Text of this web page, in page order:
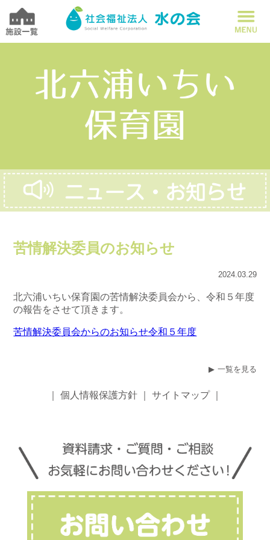
苦情解決委員のお知らせ
2024.03.29
北六浦いちい保育園の苦情解決委員会から、令和５年度
の報告をさせて頂きます。
苦情解決委員会からのお知らせ令和５年度
一覧を見る
個人情報保護方針 サイトマップ｜